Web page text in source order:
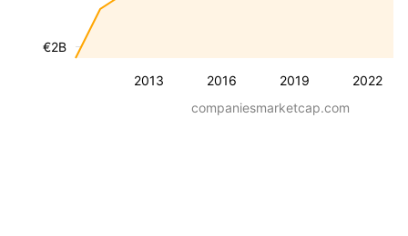
2013 2016 2019 2022
€2B
companiesmarketcap.com